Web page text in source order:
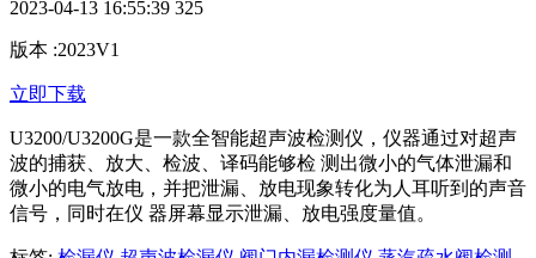
2023-04-13 16:55:39 325
版本 :2023V1
立即下载
U3200/U3200G是一款全智能超声波检测仪，仪器通过对超声
波的捕获、放大、检波、译码能够检 测出微小的气体泄漏和
微小的电气放电，并把泄漏、放电现象转化为人耳听到的声音
信号，同时在仪 器屏幕显示泄漏、放电强度量值。